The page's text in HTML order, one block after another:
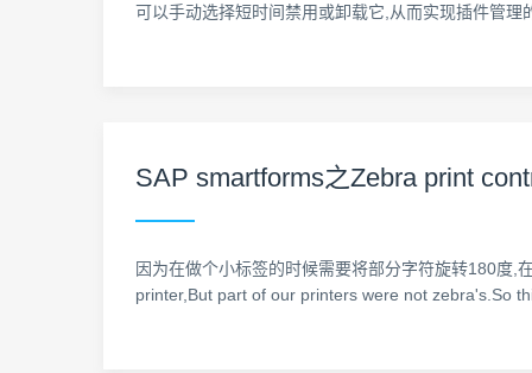
可以手动选择短时间禁用或卸载它,从而实现插件管
SAP smartforms之Zebra print
因为在做个小标签的时候需要将部分字符旋转180度
printer,But part of our printers were not zebra's.So